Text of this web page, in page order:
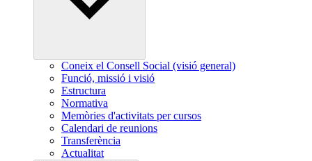
Coneix el Consell Social (visió general)
Funció, missió i visió
Estructura
Normativa
Memòries d'activitats per cursos
Calendari de reunions
Transferència
Actualitat